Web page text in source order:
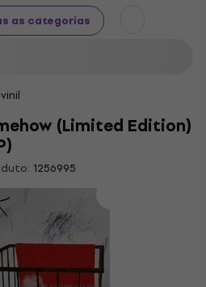
as categorias
(Limited Edition)
1256995